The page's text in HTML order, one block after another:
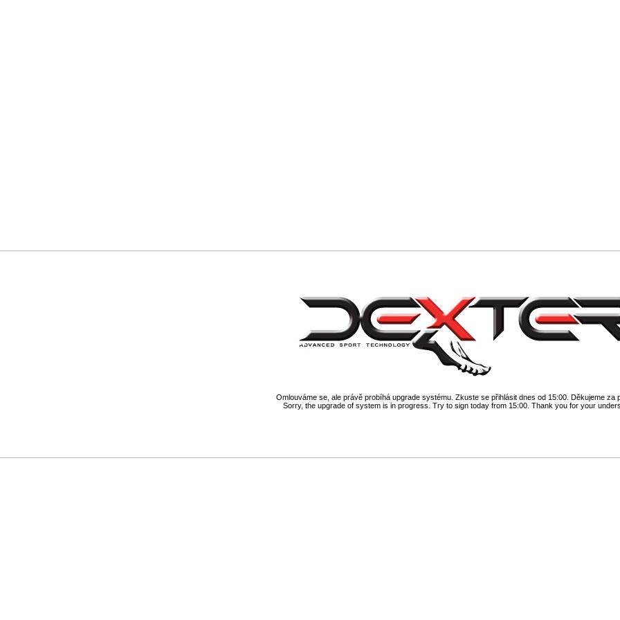
Omlouváme se, ale právě probíhá upgrade systému. Zkuste se přihlásit dnes od 15:00. Děkujeme za
Sorry, the upgrade of system is in progress. Try to sign today from 15:00. Thank you for your